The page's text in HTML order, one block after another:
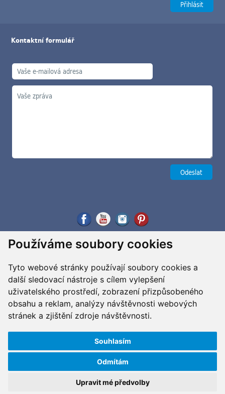
Používáme soubory cookies
Tyto webové stránky používají soubory cookies a
další sledovací nástroje s cílem vylepšení
uživatelského prostředí, zobrazení přizpůsobeného
obsahu a reklam, analýzy návštěvnosti webových
stránek a zjištění zdroje návštěvnosti.
Souhlasím
Odmítám
Upravit mé předvolby
Kontaktní formulář
Copyright ©2026 G&B Beads, s.r.o., vyrobilSimopt, s.r.o.
Všechna práva vyhrazena / All rights reserved